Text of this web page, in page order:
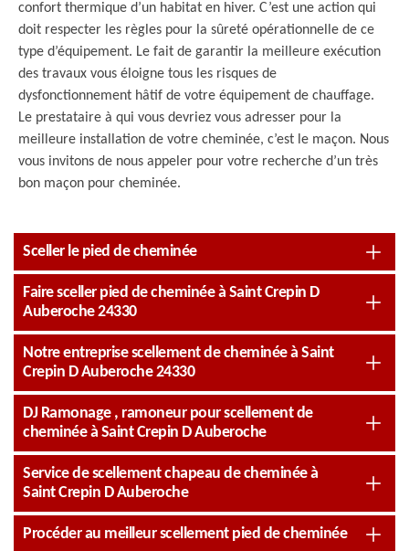
confort thermique d’un habitat en hiver. C’est une action qui
doit respecter les règles pour la sûreté opérationnelle de ce
type d’équipement. Le fait de garantir la meilleure exécution
des travaux vous éloigne tous les risques de
dysfonctionnement hâtif de votre équipement de chauffage.
Le prestataire à qui vous devriez vous adresser pour la
meilleure installation de votre cheminée, c’est le maçon. Nous
vous invitons de nous appeler pour votre recherche d’un très
bon maçon pour cheminée.
Sceller le pied de cheminée
Faire sceller pied de cheminée à Saint Crepin D
Auberoche 24330
Notre entreprise scellement de cheminée à Saint
Crepin D Auberoche 24330
DJ Ramonage , ramoneur pour scellement de
cheminée à Saint Crepin D Auberoche
Service de scellement chapeau de cheminée à
Saint Crepin D Auberoche
Procéder au meilleur scellement pied de cheminée